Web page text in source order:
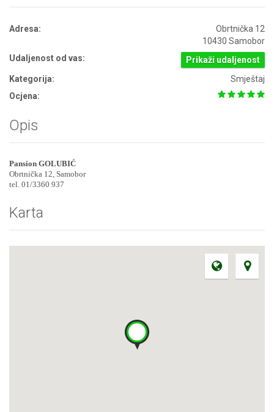
Adresa:
Obrtnička 12
10430 Samobor
Udaljenost od vas:
Prikaži udaljenost
Kategorija:
Smještaj
Ocjena:
Opis
Pansion GOLUBIĆ
Obrtnička 12, Samobor
tel. 01/3360 937
Karta